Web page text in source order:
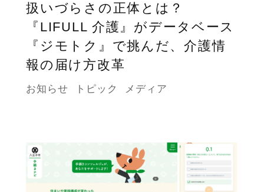
扱いづらさの正体とは？
『LIFULL 介護』がデータベース
『ジモトク』で挑んだ、介護情
報の届け方改革
お知らせ トピック メディア